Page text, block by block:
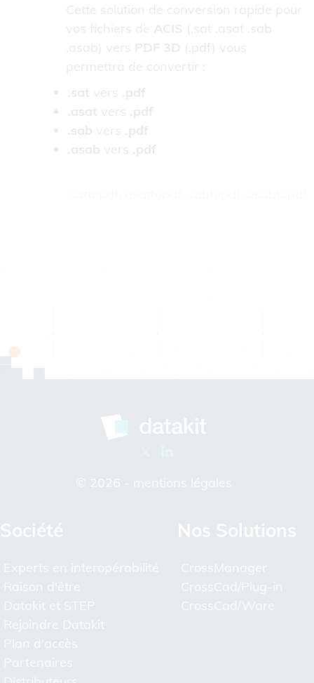
Cette solution de conversion rapide pour
vos fichiers de ACIS (.sat .asat .sab
.asab) vers PDF 3D (.pdf) vous
permettra de convertir :
.sat vers .pdf
.asat vers .pdf
.sab vers .pdf
.asab vers .pdf
© 2026 - mentions légales
Société
Experts en interopérabilité
Raison d'être
Datakit et STEP
Rejoindre Datakit
Plan d'accès
Partenaires
Nos Solutions
CrossManager
CrossCad/Plug-in
CrossCad/Ware